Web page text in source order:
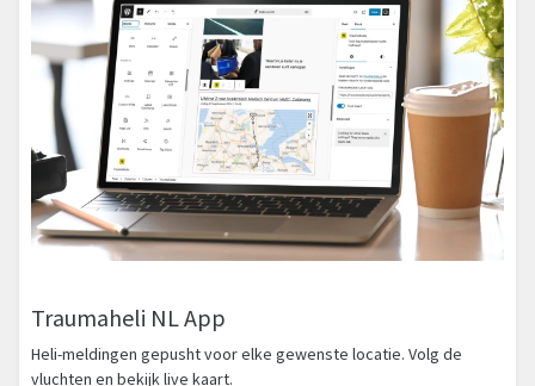
Traumaheli NL App
Heli-meldingen gepusht voor elke gewenste locatie. Volg de
vluchten en bekijk live kaart.